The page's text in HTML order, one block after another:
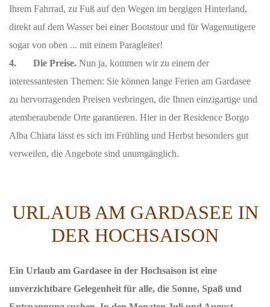
Ihrem Fahrrad, zu Fuß auf den Wegen im bergigen Hinterland,
direkt auf dem Wasser bei einer Bootstour und für Wagemutigere
sogar von oben ... mit einem Paragleiter!
4. Die Preise. Nun ja, kommen wir zu einem der
interessantesten Themen: Sie können lange Ferien am Gardasee
zu hervorragenden Preisen verbringen, die Ihnen einzigartige und
atemberaubende Orte garantieren. Hier in der Residence Borgo
Alba Chiara lässt es sich im Frühling und Herbst besonders gut
verweilen, die Angebote sind unumgänglich.
URLAUB AM GARDASEE IN
DER HOCHSAISON
Ein Urlaub am Gardasee in der Hochsaison ist eine
unverzichtbare Gelegenheit für alle, die Sonne, Spaß und